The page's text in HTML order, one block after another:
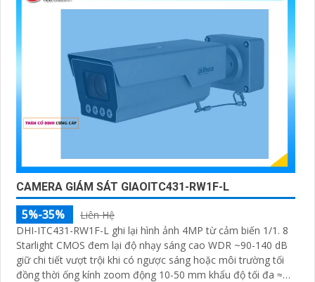
CAMERA GIÁM SÁT GIAOITC431-RW1F-L
5%-35%
Liên Hệ
DHI-ITC431-RW1F-L ghi lại hình ảnh 4MP từ cảm biến 1/1. 8
Starlight CMOS đem lại độ nhạy sáng cao WDR ~90-140 dB
giữ chi tiết vượt trội khi có ngược sáng hoặc môi trường tối
đồng thời ống kính zoom động 10-50 mm khẩu độ tối đa ≈